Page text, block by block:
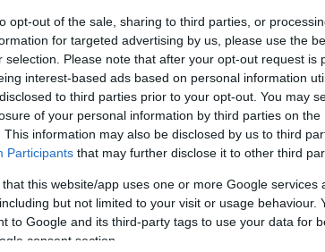
opt-out of the sale, sharing to third parties, or
for targeted advertising by us, please use the
selection. Please note that after your opt-out request is
interest-based ads based on personal information
to third parties prior to your opt-out. You may
of your personal information by third parties on the
This information may also be disclosed by us to third
Participants that may further disclose it to other third
that this website/app uses one or more Google services
but not limited to your visit or usage behaviour.
to Google and its third-party tags to use your data for
consent section.
γιορτάζουν των Αγίων Θεοδώρων, αλλά και σήμερα)